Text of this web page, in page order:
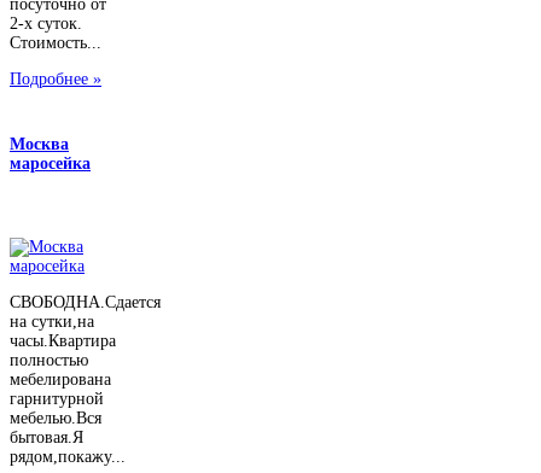
посуточно от
2-х суток.
Стоимость...
Подробнее »
Москва
маросейка
СВОБОДНА.Сдается
на сутки,на
часы.Квартира
полностью
мебелирована
гарнитурной
мебелью.Вся
бытовая.Я
рядом,покажу...